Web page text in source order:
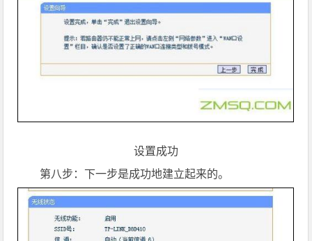
设置成功
第八步：下一步是成功地建立起来的。